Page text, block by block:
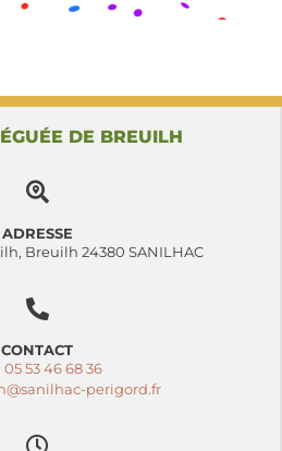
DE BREUILH
ADRESSE
Breuilh 24380 SANILHAC
CONTACT
05 53 46 68 36
perigord.fr